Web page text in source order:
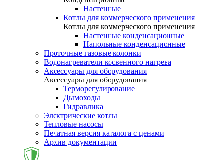
Настенные
Котлы для коммерческого применения
Котлы для коммерческого применения
Настенные конденсационные
Напольные конденсационные
Проточные газовые колонки
Водонагреватели косвенного нагрева
Аксессуары для оборудования
Аксессуары для оборудования
Терморегулирование
Дымоходы
Гидравлика
Электрические котлы
Тепловые насосы
Печатная версия каталога с ценами
Архив документации